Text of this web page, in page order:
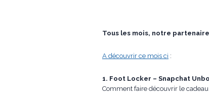
Tous les mois, notre partenaire
A découvrir ce mois ci :
1. Foot Locker – Snapchat
Comment faire découvrir le cadeau